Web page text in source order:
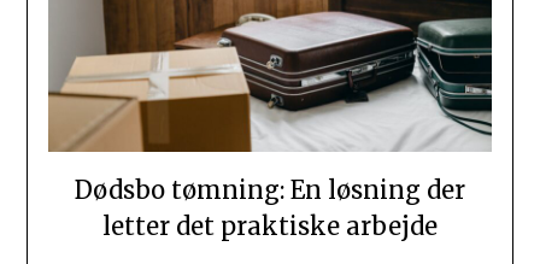
Dødsbo tømning: En løsning der
letter det praktiske arbejde